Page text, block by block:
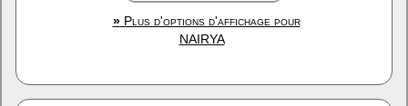
»Plus d'options d'affichage pour
NAIRYA